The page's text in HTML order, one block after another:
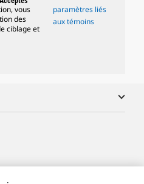
vous
des
ciblage et
paramètres liés
aux témoins